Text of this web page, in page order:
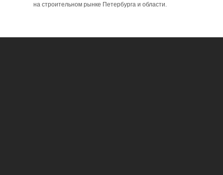
на строительном рынке Петербурга и области.